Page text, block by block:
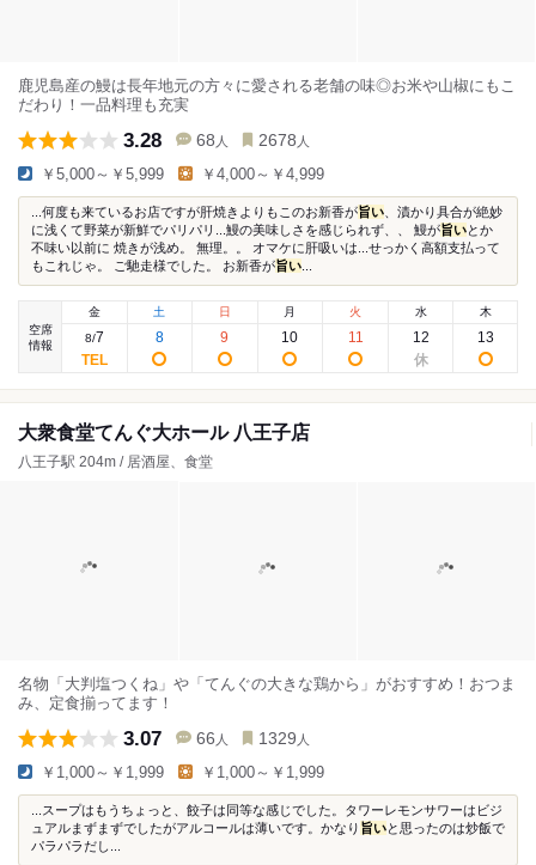
鹿児島産の鰻は長年地元の方々に愛される老舗の味◎お米や山椒にもこ
だわり！一品料理も充実
3.28 68 人 2678 人
￥5,000～￥5,999 ￥4,000～￥4,999
...何度も来ているお店ですが肝焼きよりもこのお新香が旨い 、漬かり具合が絶妙
に浅くて野菜が新鮮でパリパリ...鰻の美味しさを感じられず、、 鰻が旨いとか
不味い以前に 焼きが浅め。 無理。。 オマケに肝吸いは...せっかく高額支払って
もこれじゃ。 ご馳走様でした。 お新香が旨い
空席
情報
金
8/7
土
8
日
9
月
10
火
11
水
12
木
13
大衆食堂てんぐ大ホール 八王子店
八王子駅 204m / 居酒屋、食堂
名物「大判塩つくね」や「てんぐの大きな鶏から」がおすすめ！おつま
み、定食揃ってます！
3.07 66 人 1329 人
￥1,000～￥1,999 ￥1,000～￥1,999
...スープはもうちょっと、餃子は同等な感じでした。タワーレモンサワーはビジ
ュアルまずまずでしたがアルコールは薄いです。かなり 旨いと思ったのは炒飯で
パラパラだし...